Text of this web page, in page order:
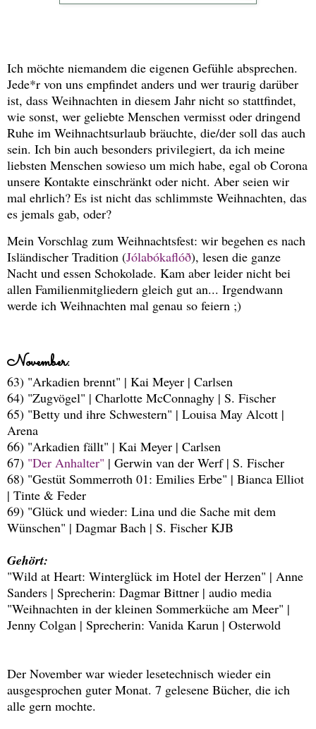
Ich möchte niemandem die eigenen Gefühle absprechen.
Jede*r von uns empfindet anders und wer traurig darüber
ist, dass Weihnachten in diesem Jahr nicht so stattfindet,
wie sonst, wer geliebte Menschen vermisst oder dringend
Ruhe im Weihnachtsurlaub bräuchte, die/der soll das auch
sein. Ich bin auch besonders privilegiert, da ich meine
liebsten Menschen sowieso um mich habe, egal ob Corona
unsere Kontakte einschränkt oder nicht. Aber seien wir
mal ehrlich? Es ist nicht das schlimmste Weihnachten, das
es jemals gab, oder?
Mein Vorschlag zum Weihnachtsfest: wir begehen es nach
Isländischer Tradition (Jólabókaflóð), lesen die ganze
Nacht und essen Schokolade. Kam aber leider nicht bei
allen Familienmitgliedern gleich gut an... Irgendwann
werde ich Weihnachten mal genau so feiern ;)
November:
63) "Arkadien brennt" | Kai Meyer | Carlsen
64) "Zugvögel" | Charlotte McConnaghy | S. Fischer
65) "Betty und ihre Schwestern" | Louisa May Alcott |
Arena
66) "Arkadien fällt" | Kai Meyer | Carlsen
67) "Der Anhalter" | Gerwin van der Werf | S. Fischer
68) "Gestüt Sommerroth 01: Emilies Erbe" | Bianca Elliot
| Tinte & Feder
69) "Glück und wieder: Lina und die Sache mit dem
Wünschen" | Dagmar Bach | S. Fischer KJB
Gehört:
"Wild at Heart: Winterglück im Hotel der Herzen" | Anne
Sanders | Sprecherin: Dagmar Bittner | audio media
"Weihnachten in der kleinen Sommerküche am Meer" |
Jenny Colgan | Sprecherin: Vanida Karun | Osterwold
Der November war wieder lesetechnisch wieder ein
ausgesprochen guter Monat. 7 gelesene Bücher, die ich
alle gern mochte.